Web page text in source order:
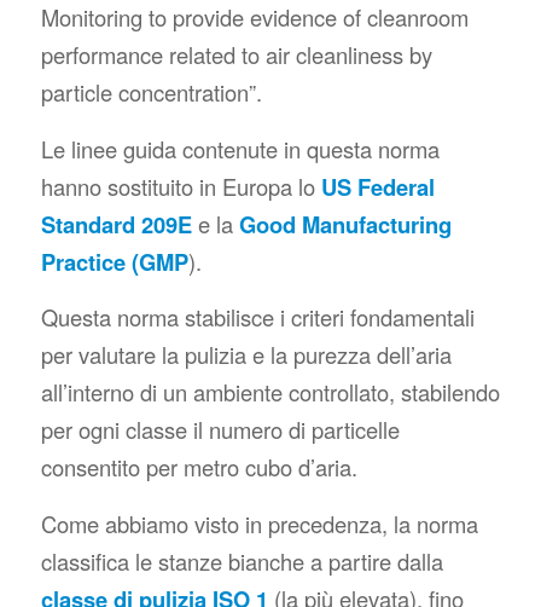
Monitoring to provide evidence of cleanroom
performance related to air cleanliness by
particle concentration”.
Le linee guida contenute in questa norma
hanno sostituito in Europa lo US Federal
Standard 209E e laGood Manufacturing
Practice (GMP).
Questa norma stabilisce i criteri fondamentali
per valutare la pulizia e la purezza dell’aria
all’interno di un ambiente controllato, stabilendo
per ogni classe il numero di particelle
consentito per metro cubo d’aria.
Come abbiamo visto in precedenza, la norma
classifica le stanze bianche a partire dalla
classe di pulizia ISO 1 (la più elevata), fino